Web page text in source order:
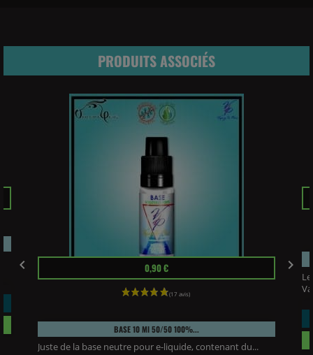
PRODUITS ASSOCIÉS
 Prix 0,90 €
BASE 10 Ml 50/50 100%...
Juste de la base neutre pour e-liquide, contenant du...
